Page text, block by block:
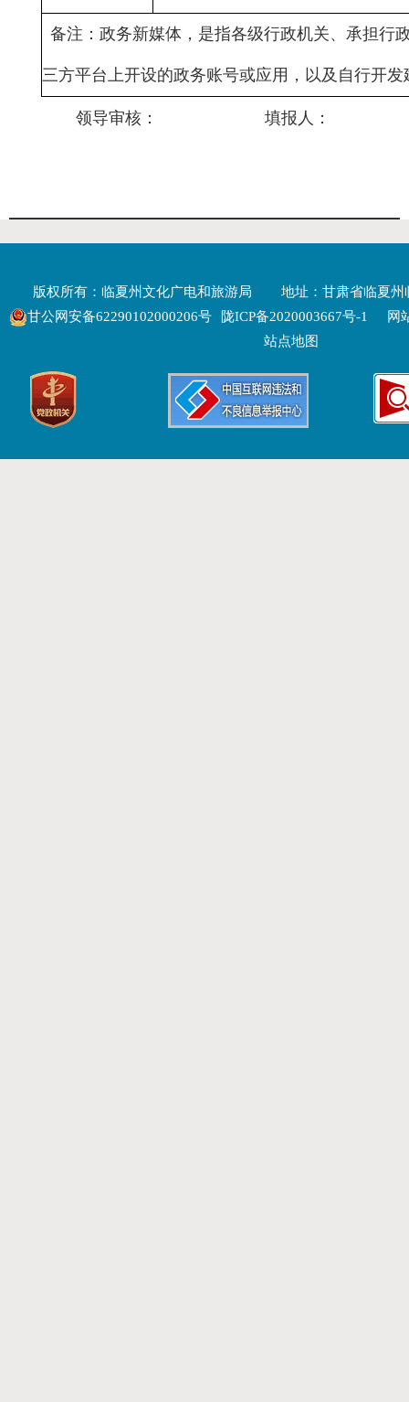
备注：政务新媒体，是指各级行政机关、承担行
三方平台上开设的政务账号或应用，以及自行开
领导审核： 填报人：
版权所有：临夏州文化广电和旅游局
地址：甘肃省临夏州
甘公网安备62290102000206号
陇ICP备2020003667号-1
网
站点地图